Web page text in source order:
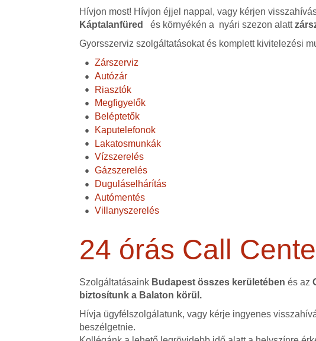
Hívjon most! Hívjon éjjel nappal, vagy kérjen
Káptalanfüredés környékén a nyári szezon alatt
Gyorsszerviz szolgáltatásokat és komplett kivitelezési
Zárszerviz
Autózár
Riasztók
Megfigyelők
Beléptetők
Kaputelefonok
Lakatosmunkák
Vízszerelés
Gázszerelés
Duguláselhárítás
Autómentés
Villanyszerelés
24 órás Call
Szolgáltatásaink Budapest összes kerületében és az
biztosítunk a Balaton körül.
Hívja ügyfélszolgálatunk, vagy kérje ingyenes
beszélgetnie.